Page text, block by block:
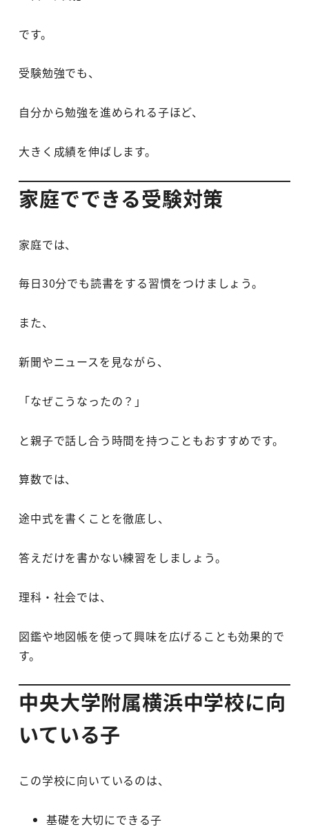
です。
受験勉強でも、
自分から勉強を進められる子ほど、
大きく成績を伸ばします。
家庭でできる受験対策
家庭では、
毎日30分でも読書をする習慣をつけましょう。
また、
新聞やニュースを見ながら、
「なぜこうなったの？」
と親子で話し合う時間を持つこともおすすめです。
算数では、
途中式を書くことを徹底し、
答えだけを書かない練習をしましょう。
理科・社会では、
図鑑や地図帳を使って興味を広げることも効果的で
す。
中央大学附属横浜中学校に向
いている子
この学校に向いているのは、
基礎を大切にできる子